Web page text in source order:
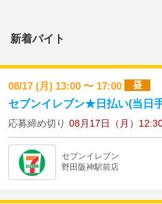
新着バイト
08/17 (月) 13:00 〜 17:00 昼
セブンイレブン★日払い(当日
応募締め切り 08月17日（月）
セブンイレブン
野田阪神駅前店